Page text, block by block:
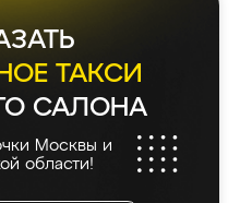
ТАКСИ
САЛОНА
Москвы и
области!